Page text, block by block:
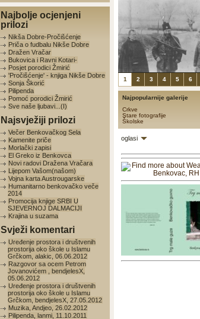
Najbolje ocjenjeni
prilozi
Nikša Dobre-Pročišćenje
Priča o fudbalu Nikše Dobre
Dražen Vračar
Bukovica i Ravni Kotari-
Posjet porodici Žmirić
'Pročišćenje' - knjiga Nikše Dobre
Sonja Škorić
Pilipenda
Pomoć porodici Žmirić
Sve naše ljubavi...(I)
Najsvježiji prilozi
Večer Benkovačkog Sela
Kamenite priče
Morlački zapisi
El Greko iz Benkovca
Novi radovi Dražena Vračara
Lijepom Vašom(našom)
Vojna karta Austrougarske
Humanitarno benkovačko veče
2014
Promocija knjige SRBI U
SJEVERNOJ DALMACIJI
Krajina u suzama
Svježi komentari
Uređenje prostora i društvenih
prostorija oko škole u Islamu
Grčkom, alakic, 06.06.2012
Razgovor sa ocem Petrom
Jovanovićem , bendjelesX,
05.06.2012
Uređenje prostora i društvenih
prostorija oko škole u Islamu
Grčkom, bendjelesX, 27.05.2012
Muzika, Andjeo, 26.02.2012
Pilipenda, lanmi, 11.10.2011
1 2 3 4 5 6
Najpopularnije galerije
Crkve
Stare fotografije
Školske
oglasi